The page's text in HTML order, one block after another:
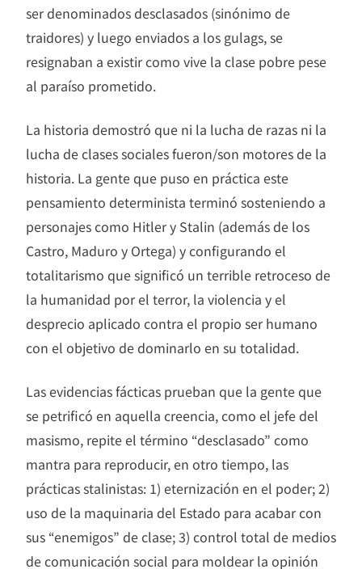
ser denominados desclasados (sinónimo de
traidores) y luego enviados a los gulags, se
resignaban a existir como vive la clase pobre pese
al paraíso prometido.
La historia demostró que ni la lucha de razas ni la
lucha de clases sociales fueron/son motores de la
historia. La gente que puso en práctica este
pensamiento determinista terminó sosteniendo a
personajes como Hitler y Stalin (además de los
Castro, Maduro y Ortega) y configurando el
totalitarismo que significó un terrible retroceso de
la humanidad por el terror, la violencia y el
desprecio aplicado contra el propio ser humano
con el objetivo de dominarlo en su totalidad.
Las evidencias fácticas prueban que la gente que
se petrificó en aquella creencia, como el jefe del
masismo, repite el término “desclasado” como
mantra para reproducir, en otro tiempo, las
prácticas stalinistas: 1) eternización en el poder; 2)
uso de la maquinaria del Estado para acabar con
sus “enemigos” de clase; 3) control total de medios
de comunicación social para moldear la opinión